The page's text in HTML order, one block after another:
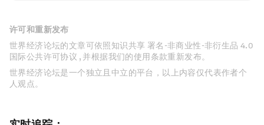
许可和重新发布
世界经济论坛的文章可依照知识共享 署名-非商业性-非衍生品 4.0
国际公共许可协议 , 并根据我们的使用条款重新发布。
世界经济论坛是一个独立且中立的平台，以上内容仅代表作者个
人观点。